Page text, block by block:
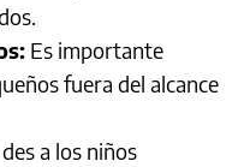
Es importante
fuera del alcance
a los niños